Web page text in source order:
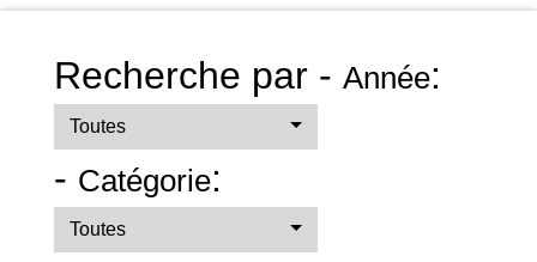
Recherche par - Année:
Toutes
- Catégorie:
Toutes